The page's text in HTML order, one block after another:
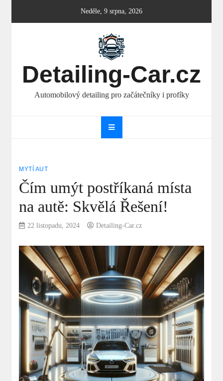
Neděle, 9 srpna, 2026
Detailing-Car.cz
Automobilový detailing pro začátečníky i profíky
MYTÍ AUT
Čím umýt postříkaná místa
na autě: Skvělá Řešení!
22 listopadu, 2024 Detailing-Car.cz